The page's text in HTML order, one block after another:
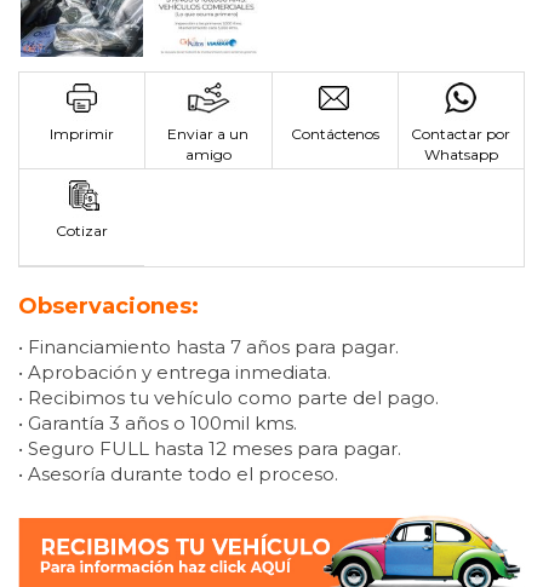
Imprimir
Enviar a un
amigo
Contáctenos
Contactar por
Whatsapp
Cotizar
Observaciones:
• Financiamiento hasta 7 años para pagar.
• Aprobación y entrega inmediata.
• Recibimos tu vehículo como parte del pago.
• Garantía 3 años o 100mil kms.
• Seguro FULL hasta 12 meses para pagar.
• Asesoría durante todo el proceso.